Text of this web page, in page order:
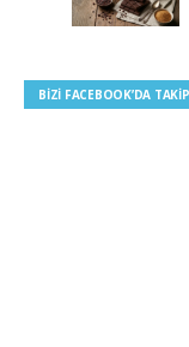
BIZI FACEBOOK’DA